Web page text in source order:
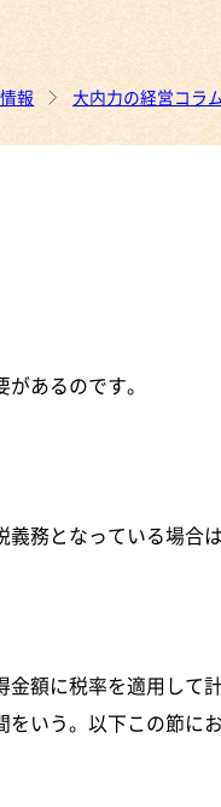
報 大内力の経営コラ
あるのです。
務となっている場合
額に税率を適用して
いう。以下この節に